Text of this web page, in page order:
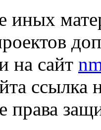
иных
на сайт
ссылка
права